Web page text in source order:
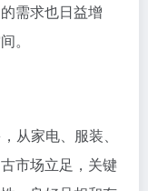
需求也日益增
。
从家电、服装、
市场立足，关键